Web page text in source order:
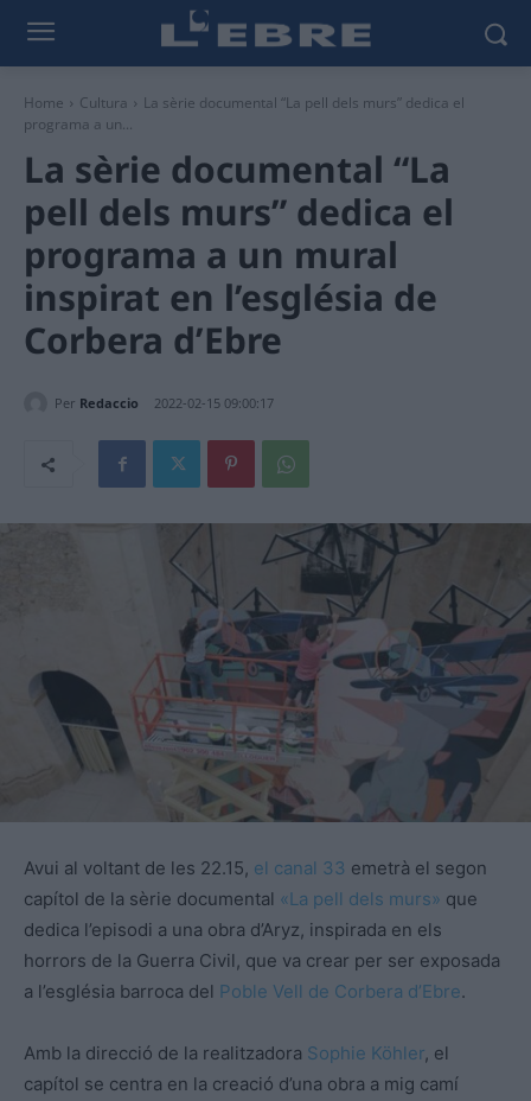
Home Cultura
La sèrie documental “La pell dels murs” dedica el
programa a un...
La sèrie documental “La
pell dels murs” dedica el
programa a un mural
inspirat en l’església de
Corbera d’Ebre
Per Redaccio 2022-02-15 09:00:17
Avui al voltant de les 22.15, el canal 33 emetrà el segon
capítol de la sèrie documental «La pell dels murs» que
dedica l’episodi a una obra d’Aryz, inspirada en els
horrors de la Guerra Civil, que va crear per ser exposada
a l’església barroca del Poble Vell de Corbera d’Ebre.
Amb la direcció de la realitzadora Sophie Köhler, el
capítol se centra en la creació d’una obra a mig camí